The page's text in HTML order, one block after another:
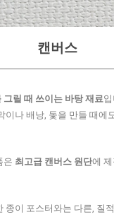
캔버스
그릴 때 쓰이는 바탕 재료
이나 배낭, 돛을 만들 때에
은 최고급 캔버스 원단에
종이 포스터와는 다른, 질